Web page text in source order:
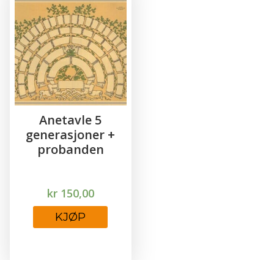
Anetavle 5
generasjoner +
probanden
kr150,00
KJØP